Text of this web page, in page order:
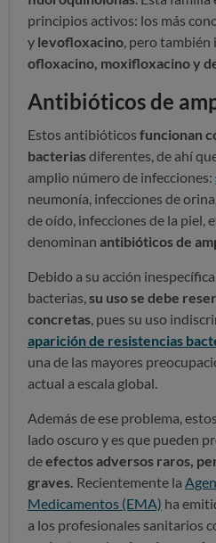
principios activos: los más
y levofloxacino , pero
ofloxacino, moxifloxacino y
Antibióticos de
Estos antibióticos funcionan
bacteriasdiferentes, de ahí
amplio número de infecciones:
neumonía, infecciones de
de oído, infecciones de la piel,
denominan antibióticos de
Debido a su acción
bacterias, su uso se debe
concretas , pues su uso
aparición de resistencias
una de las mayores
actual a escala global.
Además de ese problema,
lado oscuro y es que pueden
deefectos adversos raros,
graves. Recientemente la
Medicamentos (EMA) ha
a los profesionales sanitarios